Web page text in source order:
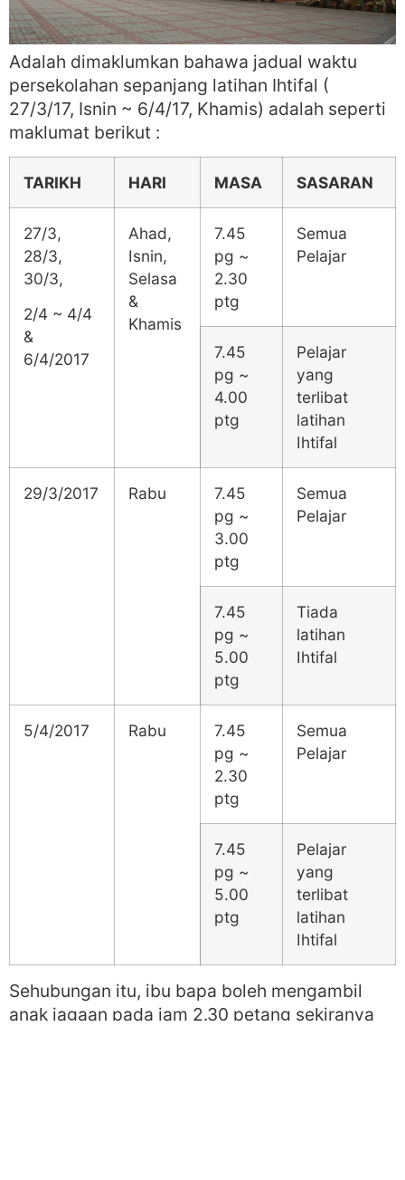
Adalah dimaklumkan bahawa jadual waktu
persekolahan sepanjang latihan Ihtifal (
27/3/17, Isnin ~ 6/4/17, Khamis) adalah seperti
maklumat berikut :
TARIKH HARI MASA SASARAN
27/3,
28/3,
30/3,
2/4 ~ 4/4
&
6/4/2017
Ahad,
Isnin,
Selasa
&
Khamis
7.45
pg ~
2.30
ptg
Semua
Pelajar
7.45
pg ~
4.00
ptg
Pelajar
yang
terlibat
latihan
Ihtifal
29/3/2017 Rabu
7.45
pg ~
3.00
ptg
Semua
Pelajar
7.45
pg ~
5.00
ptg
Tiada
latihan
Ihtifal
5/4/2017 Rabu
7.45
pg ~
2.30
ptg
Semua
Pelajar
7.45
pg ~
5.00
ptg
Pelajar
yang
terlibat
latihan
Ihtifal
Sehubungan itu, ibu bapa boleh mengambil
anak jagaan pada jam 2.30 petang sekiranya